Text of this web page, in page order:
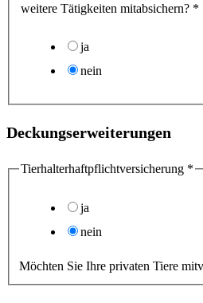
weitere Tätigkeiten mitabsichern? *
ja
nein
Deckungserweiterungen
Tierhalterhaftpflichtversicherung *
ja
nein
Möchten Sie Ihre privaten Tiere